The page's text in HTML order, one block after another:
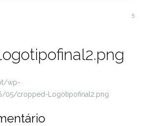
5
wp-
05/cropped-Logotipofinal2.png